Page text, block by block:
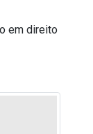
em direito